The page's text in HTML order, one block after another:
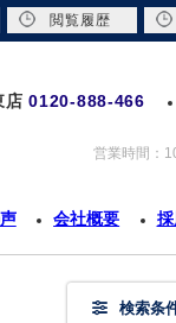
店 0120-888-466
営業時間：
会社概要
検索条
閲覧履歴